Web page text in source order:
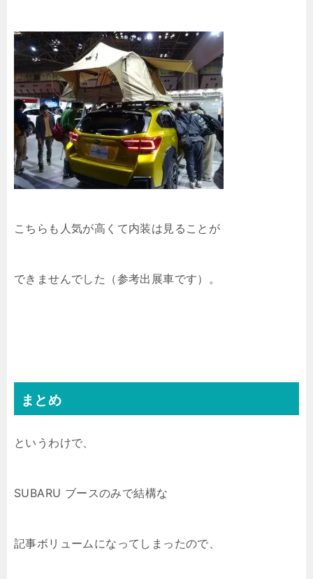
こちらも人気が高くて内装は見ることが
できませんでした（参考出展車です）。
まとめ
というわけで、
SUBARU ブースのみで結構な
記事ボリュームになってしまったので、